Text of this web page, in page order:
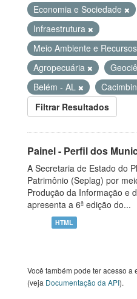
Economia e Sociedade
Infraestrutura
Meio Ambiente e
Agropecuária
Belém - AL
Filtrar Resultados
Painel - Perfil dos
A Secretaria de Estado do
Patrimônio (Seplag) por
Produção da Informação e
apresenta a 6ª edição do...
HTML
Você também pode ter acesso a
(veja Documentação da API).